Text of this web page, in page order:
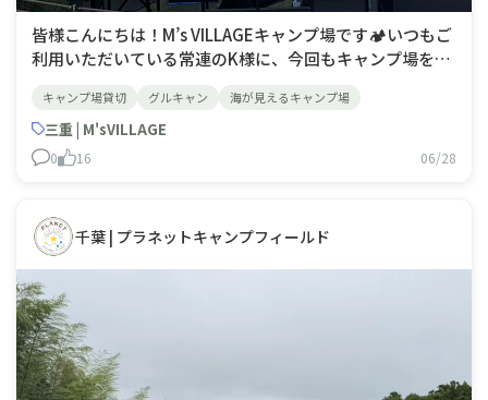
皆様こんにちは！M’s VILLAGEキャンプ場です🏕️いつもご
利用いただいている常連のK様に、今回もキャンプ場を貸
もたちはじゃぶじゃぶ池で元気いっぱい水遊び♪ 笑顔と
楽しそうな声がキャンプ場いっぱいに広がっていました。
目の前に広がる海ではSUPを
キャンプ場貸切 グルキャン 海が見えるキャンプ場
三重 | M'sVILLAGE
0 16 06/28
千葉 | プラネットキャンプフィールド